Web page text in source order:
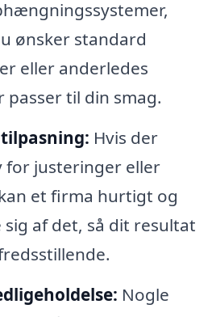
ønsker standard
eller anderledes
passer til din smag.
Hvis der
for justeringer eller
et firma hurtigt og
af det, så dit resultat
Nogle